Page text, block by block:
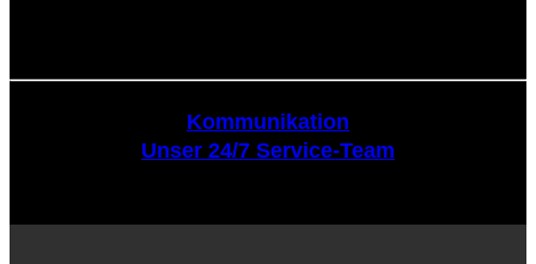
Kommunikation
Unser 24/7 Service-Team